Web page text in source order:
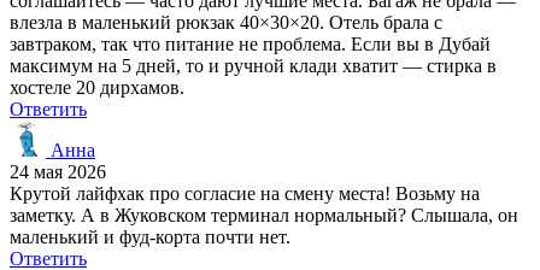
влезла в маленький рюкзак 40×30×20. Отель брала с
завтраком, так что питание не проблема. Если вы в Дубай
максимум на 5 дней, то и ручной клади хватит — стирка в
хостеле 20 дирхамов.
Ответить
Анна
24 мая 2026
Крутой лайфхак про согласие на смену места! Возьму на
заметку. А в Жуковском терминал нормальный? Слышала, он
маленький и фуд-корта почти нет.
Ответить